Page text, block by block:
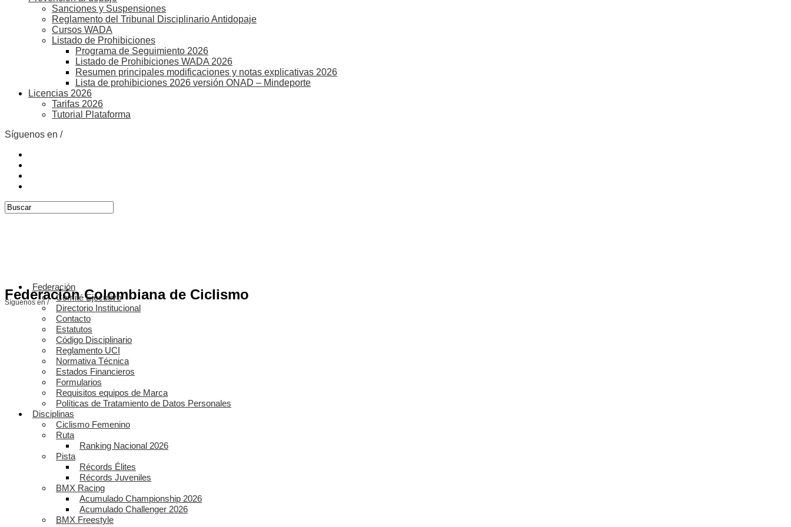
Sanciones y Suspensiones
Reglamento del Tribunal Disciplinario Antidopaje
Cursos WADA
Listado de Prohibiciones
Programa de Seguimiento 2026
Listado de Prohibiciones WADA 2026
Resumen principales modificaciones y notas explicativas 2026
Lista de prohibiciones 2026 versión ONAD – Mindeporte
Licencias 2026
Tarifas 2026
Tutorial Plataforma
Síguenos en /
Federación Colombiana de Ciclismo
Síguenos en /
Federación
Comité Ejecutivo
Directorio Institucional
Contacto
Estatutos
Código Disciplinario
Reglamento UCI
Normativa Técnica
Estados Financieros
Formularios
Requisitos equipos de Marca
Políticas de Tratamiento de Datos Personales
Disciplinas
Ciclismo Femenino
Ruta
Ranking Nacional 2026
Pista
Récords Élites
Récords Juveniles
BMX Racing
Acumulado Championship 2026
Acumulado Challenger 2026
BMX Freestyle